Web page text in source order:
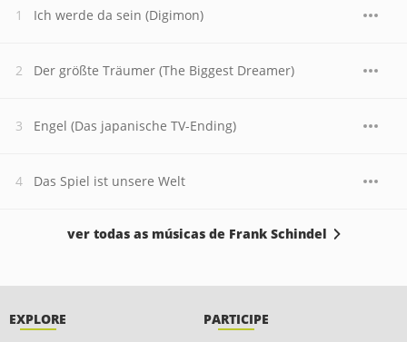
Ich werde da sein (Digimon)
Der größte Träumer (The Biggest Dreamer)
Engel (Das japanische TV-Ending)
Das Spiel ist unsere Welt
ver todas as músicas de Frank Schindel
EXPLORE PARTICIPE